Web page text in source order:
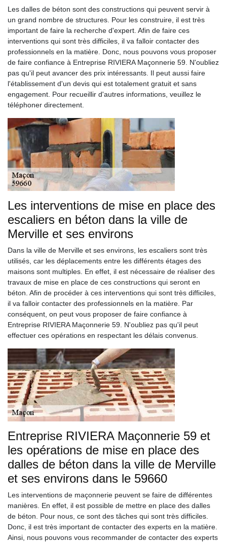
Les dalles de béton sont des constructions qui peuvent servir à
un grand nombre de structures. Pour les construire, il est très
important de faire la recherche d'expert. Afin de faire ces
interventions qui sont très difficiles, il va falloir contacter des
professionnels en la matière. Donc, nous pouvons vous proposer
de faire confiance à Entreprise RIVIERA Maçonnerie 59. N'oubliez
pas qu'il peut avancer des prix intéressants. Il peut aussi faire
l'établissement d'un devis qui est totalement gratuit et sans
engagement. Pour recueillir d'autres informations, veuillez le
téléphoner directement.
Les interventions de mise en place des
escaliers en béton dans la ville de
Merville et ses environs
Dans la ville de Merville et ses environs, les escaliers sont très
utilisés, car les déplacements entre les différents étages des
maisons sont multiples. En effet, il est nécessaire de réaliser des
travaux de mise en place de ces constructions qui seront en
béton. Afin de procéder à ces interventions qui sont très difficiles,
il va falloir contacter des professionnels en la matière. Par
conséquent, on peut vous proposer de faire confiance à
Entreprise RIVIERA Maçonnerie 59. N'oubliez pas qu'il peut
effectuer ces opérations en respectant les délais convenus.
Entreprise RIVIERA Maçonnerie 59 et
les opérations de mise en place des
dalles de béton dans la ville de Merville
et ses environs dans le 59660
Les interventions de maçonnerie peuvent se faire de différentes
manières. En effet, il est possible de mettre en place des dalles
de béton. Pour nous, ce sont des tâches qui sont très difficiles.
Donc, il est très important de contacter des experts en la matière.
Ainsi, nous pouvons vous recommander de contacter des experts